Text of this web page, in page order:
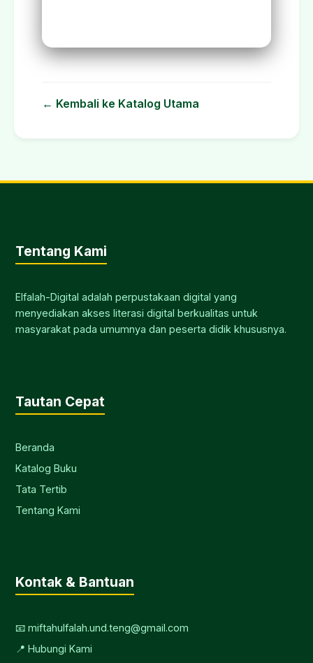
← Kembali ke Katalog Utama
Tentang Kami
Elfalah-Digital adalah perpustakaan digital yang
menyediakan akses literasi digital berkualitas untuk
masyarakat pada umumnya dan peserta didik khususnya.
Tautan Cepat
Beranda
Katalog Buku
Tata Tertib
Tentang Kami
Kontak & Bantuan
📧 miftahulfalah.und.teng@gmail.com
📍 Hubungi Kami